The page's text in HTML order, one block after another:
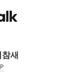
linguistico
새